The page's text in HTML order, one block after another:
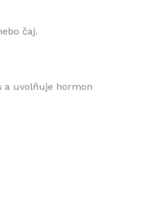
čaj.
a uvolňuje hormon